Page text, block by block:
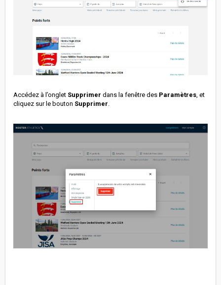
Accédez à l’onglet Supprimer dans la fenêtre des Paramètres, et
cliquez sur le bouton Supprimer.